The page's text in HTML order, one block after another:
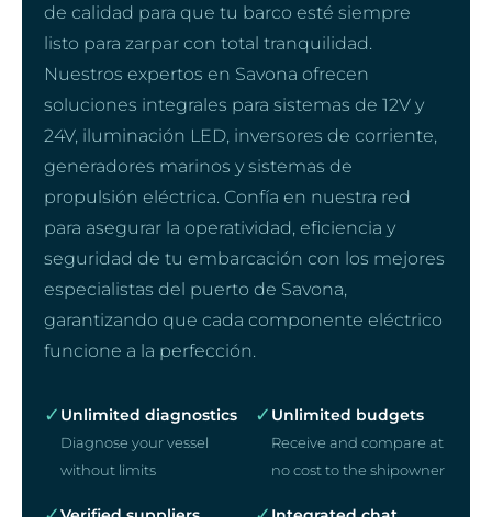
de calidad para que tu barco esté siempre
listo para zarpar con total tranquilidad.
Nuestros expertos en Savona ofrecen
soluciones integrales para sistemas de 12V y
24V, iluminación LED, inversores de corriente,
generadores marinos y sistemas de
propulsión eléctrica. Confía en nuestra red
para asegurar la operatividad, eficiencia y
seguridad de tu embarcación con los mejores
especialistas del puerto de Savona,
garantizando que cada componente eléctrico
funcione a la perfección.
✓ Unlimited diagnostics
Diagnose your vessel
without limits
✓ Unlimited budgets
Receive and compare at
no cost to the shipowner